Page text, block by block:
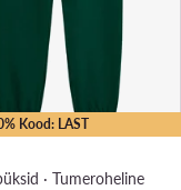
Kood: LAST
· Tumeroheline